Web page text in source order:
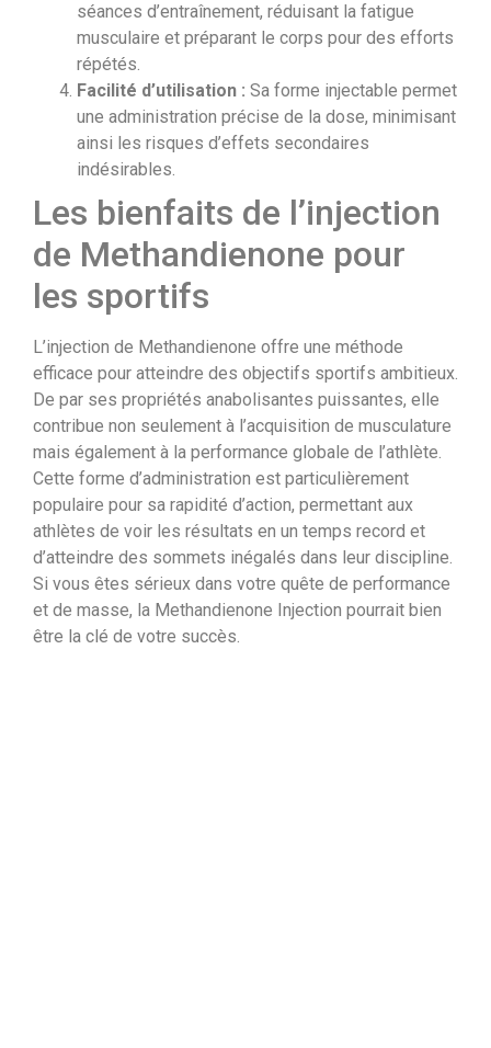
séances d’entraînement, réduisant la fatigue
musculaire et préparant le corps pour des efforts
répétés.
Facilité d’utilisation : Sa forme injectable permet
une administration précise de la dose, minimisant
ainsi les risques d’effets secondaires
indésirables.
Les bienfaits de l’injection
de Methandienone pour
les sportifs
L’injection de Methandienone offre une méthode
efficace pour atteindre des objectifs sportifs ambitieux.
De par ses propriétés anabolisantes puissantes, elle
contribue non seulement à l’acquisition de musculature
mais également à la performance globale de l’athlète.
Cette forme d’administration est particulièrement
populaire pour sa rapidité d’action, permettant aux
athlètes de voir les résultats en un temps record et
d’atteindre des sommets inégalés dans leur discipline.
Si vous êtes sérieux dans votre quête de performance
et de masse, la Methandienone Injection pourrait bien
être la clé de votre succès.